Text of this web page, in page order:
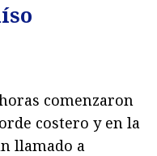
comenzaron
costero y en la
llamado a